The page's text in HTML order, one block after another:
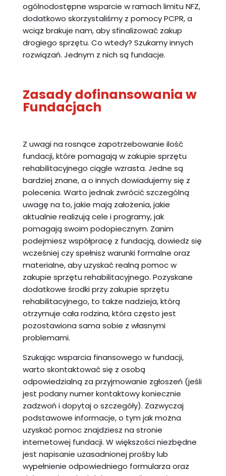
ogólnodostępne wsparcie w ramach limitu NFZ,
dodatkowo skorzystaliśmy z pomocy PCPR, a
wciąż brakuje nam, aby sfinalizować zakup
drogiego sprzętu. Co wtedy? Szukamy innych
rozwiązań. Jednym z nich są fundacje.
Zasady dofinansowania w
Fundacjach
Z uwagi na rosnące zapotrzebowanie ilość
fundacji, które pomagają w zakupie sprzętu
rehabilitacyjnego ciągle wzrasta. Jedne są
bardziej znane, a o innych dowiadujemy się z
polecenia. Warto jednak zwrócić szczególną
uwagę na to, jakie mają założenia, jakie
aktualnie realizują cele i programy, jak
pomagają swoim podopiecznym. Zanim
podejmiesz współpracę z fundacją, dowiedz się
wcześniej czy spełnisz warunki formalne oraz
materialne, aby uzyskać realną pomoc w
zakupie sprzętu rehabilitacyjnego. Pozyskane
dodatkowe środki przy zakupie sprzętu
rehabilitacyjnego, to także nadzieja, którą
otrzymuje cała rodzina, która często jest
pozostawiona sama sobie z własnymi
problemami.
Szukając wsparcia finansowego w fundacji,
warto skontaktować się z osobą
odpowiedzialną za przyjmowanie zgłoszeń (jeśli
jest podany numer kontaktowy koniecznie
zadzwoń i dopytaj o szczegóły). Zazwyczaj
podstawowe informacje, o tym jak można
uzyskać pomoc znajdziesz na stronie
internetowej fundacji. W większości niezbędne
jest napisanie uzasadnionej prośby lub
wypełnienie odpowiedniego formularza oraz